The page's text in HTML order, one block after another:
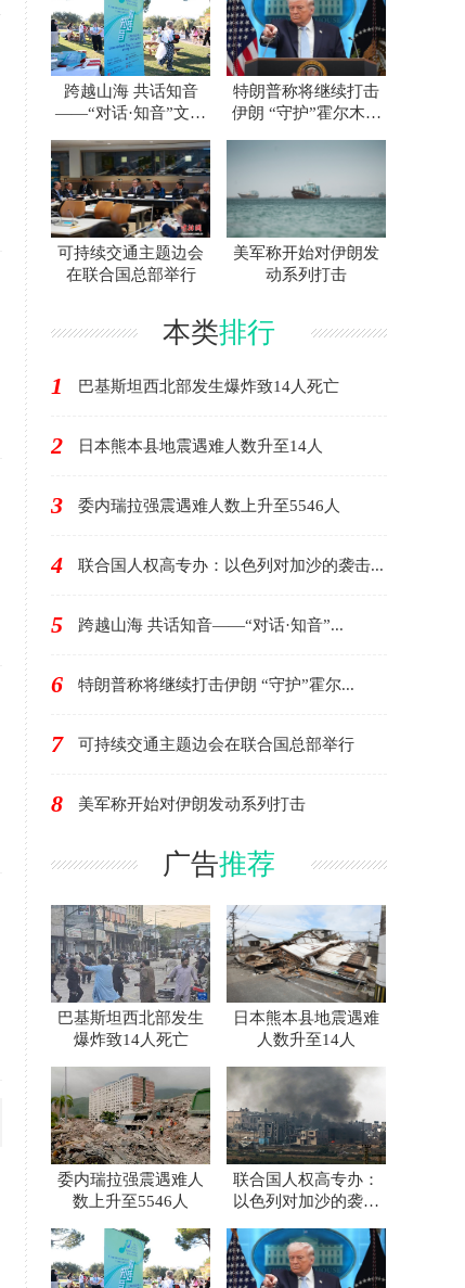
跨越山海 共话知音
——“对话·知音”文明
活动精彩亮相
Common Grounds多元
文化节
特朗普称将继续打击
伊朗 “守护”霍尔木兹
可持续交通主题边会
在联合国总部举行
美军称开始对伊朗发
动系列打击
本类排行
1 巴基斯坦西北部发生爆炸致14人死亡
2 日本熊本县地震遇难人数升至14人
3 委内瑞拉强震遇难人数上升至5546人
4 联合国人权高专办：以色列对加沙的袭击...
5 跨越山海 共话知音——“对话·知音”...
6 特朗普称将继续打击伊朗 “守护”霍尔...
7 可持续交通主题边会在联合国总部举行
8 美军称开始对伊朗发动系列打击
广告推荐
巴基斯坦西北部发生
爆炸致14人死亡
日本熊本县地震遇难
人数升至14人
委内瑞拉强震遇难人
数上升至5546人
联合国人权高专办：
以色列对加沙的袭击